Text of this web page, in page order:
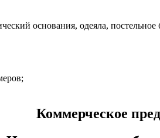
основания, одеяла, постельное
Коммерческое